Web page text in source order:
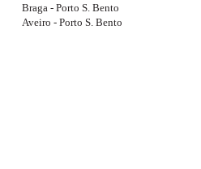
Braga - Porto S. Bento
Aveiro - Porto S. Bento